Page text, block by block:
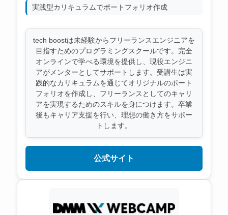
実践型カリキュラムでポートフォリオ作成
tech boostは未経験からフリーランスエンジニアを
目指すためのプログラミングスクールです。完全
オンラインで学べる環境を提供し、現役エンジニ
アがメンターとしてサポートします。受講生は実
践的なカリキュラムを通じてオリジナルのポート
フォリオを作成し、フリーランスとしてのキャリ
アを実現するためのスキルを身につけます。卒業
後もキャリア支援を行い、理想の働き方をサポー
トします。
公式サイト